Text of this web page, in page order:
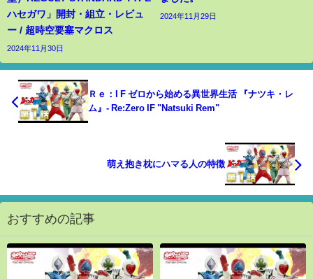
ハセガワ」開封・組立・レビュ
ー / 超時空要塞マクロス
2024年11月30日
2024年11月29日
Ｒｅ：I F ゼロから始める異世界生活 『ナツキ・レ
ム』- Re:Zero IF "Natsuki Rem"
萌え抱き枕にハマる人の特徴
おすすめの記事